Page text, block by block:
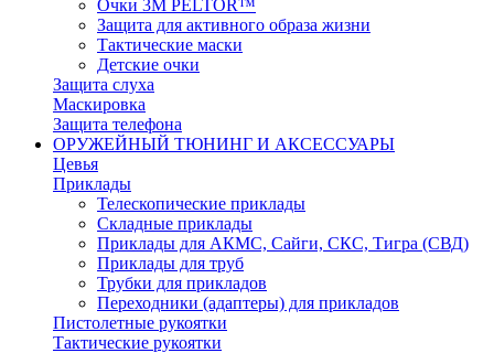
Очки 3М PELTOR™
Защита для активного образа жизни
Тактические маски
Детские очки
Защита слуха
Маскировка
Защита телефона
ОРУЖЕЙНЫЙ ТЮНИНГ И АКСЕССУАРЫ
Цевья
Приклады
Телескопические приклады
Складные приклады
Приклады для АКМС, Сайги, СКС, Тигра (СВД)
Приклады для труб
Трубки для прикладов
Переходники (адаптеры) для прикладов
Пистолетные рукоятки
Тактические рукоятки